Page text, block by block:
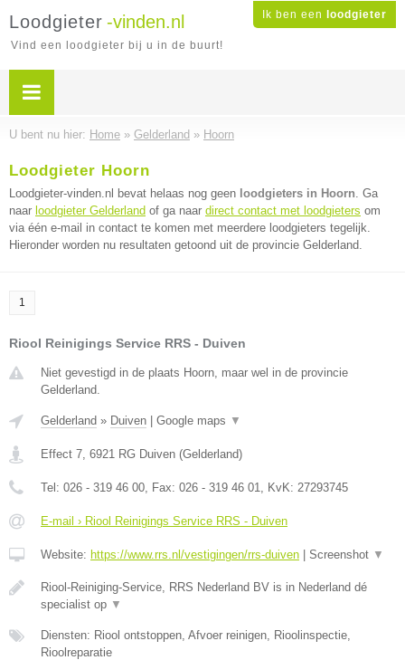
Ik ben een loodgieter
Loodgieter -vinden.nl
Vind een loodgieter bij u in de buurt!
U bent nu hier: Home » Gelderland » Hoorn
Loodgieter Hoorn
Loodgieter-vinden.nl bevat helaas nog geen loodgieters in Hoorn. Ga
naar loodgieter Gelderland of ga naar direct contact met loodgieters om
via één e-mail in contact te komen met meerdere loodgieters tegelijk.
Hieronder worden nu resultaten getoond uit de provincie Gelderland.
1
Riool Reinigings Service RRS - Duiven
Niet gevestigd in de plaats Hoorn, maar wel in de provincie
Gelderland.
Gelderland » Duiven Google maps ▼
Effect 7, 6921 RG Duiven (Gelderland)
Tel: 026 - 319 46 00, Fax: 026 - 319 46 01, KvK: 27293745
E-mail › Riool Reinigings Service RRS - Duiven
Website: https://www.rrs.nl/vestigingen/rrs-duiven Screenshot ▼
Riool-Reiniging-Service, RRS Nederland BV is in Nederland dé
specialist op ▼
Diensten: Riool ontstoppen, Afvoer reinigen, Rioolinspectie,
Rioolreparatie